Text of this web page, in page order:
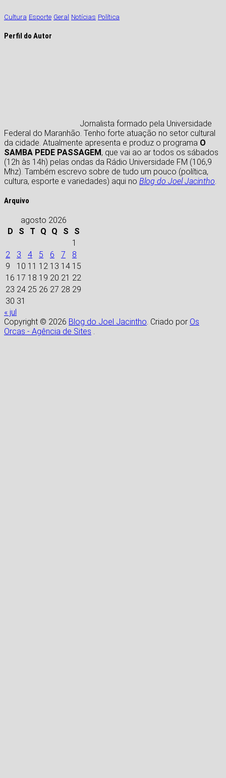
Cultura Esporte Geral Notícias Política
Perfil do Autor
Jornalista formado pela Universidade
Federal do Maranhão. Tenho forte atuação no setor cultural
da cidade. Atualmente apresenta e produz o programa O
SAMBA PEDE PASSAGEM, que vai ao ar todos os sábados
(12h às 14h) pelas ondas da Rádio Universidade FM (106,9
Mhz). Também escrevo sobre de tudo um pouco (política,
cultura, esporte e variedades) aqui no Blog do Joel Jacintho
Arquivo
agosto 2026
D
S T Q Q S
S
1
2
3 4 5 6 7
8
9
10 11 12 13 14 15
16 17 18 19 20 21 22
23 24 25 26 27 28 29
30 31
« jul
Copyright © 2026 Blog do Joel Jacintho . Criado por Os
Orcas - Agência de Sites